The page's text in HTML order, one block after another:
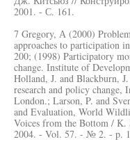
2001. - С. 161.
7 Gregory, А (2000)
approaches to participation
200; (1998) Participatory
change. Institute of
Holland, J. and Blackburn,
research and policy change,
London.; Larson, P. and
and Evaluation, World
Voices from the Bottom /
2004. - Vol. 57. - № 2. - p.